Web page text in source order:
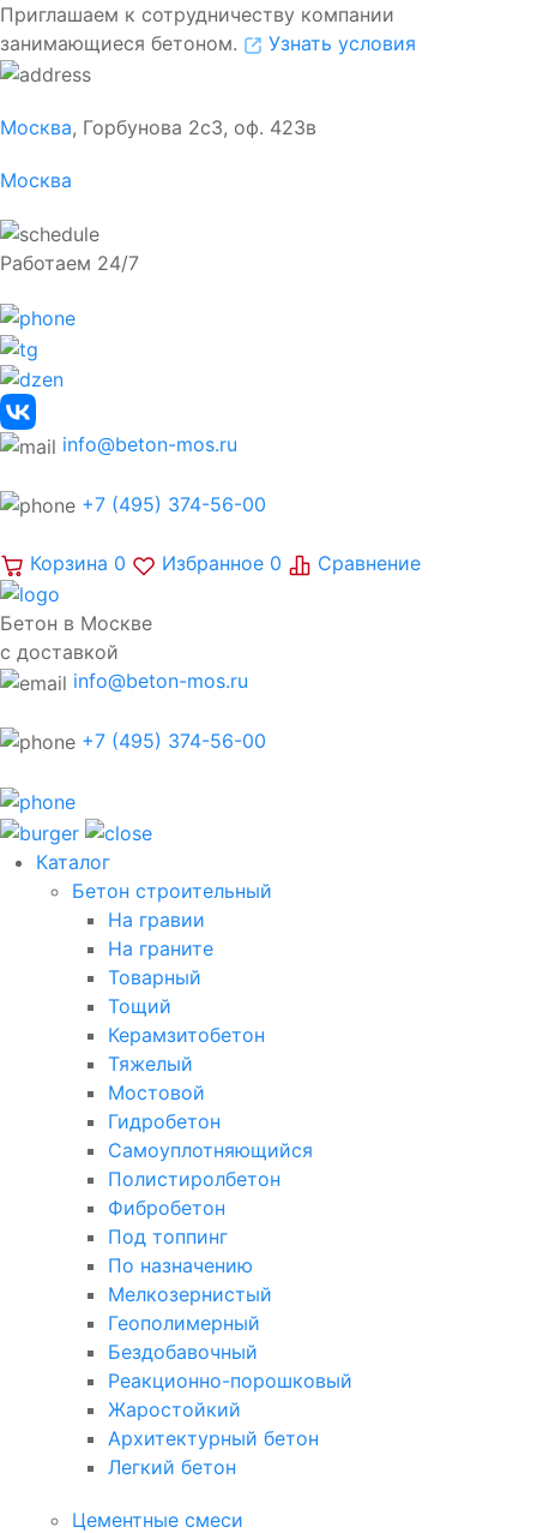
Приглашаем к сотрудничеству компании
занимающиеся бетоном.
Узнать условия
Москва, Горбунова 2с3, оф. 423в
Москва
Работаем 24/7
info@beton-mos.ru
+7 (495) 374-56-00
Корзина 0 Избранное 0 Сравнение
Бетон в Москве
с доставкой
info@beton-mos.ru
+7 (495) 374-56-00
Каталог
Бетон строительный
На гравии
На граните
Товарный
Тощий
Керамзитобетон
Тяжелый
Мостовой
Гидробетон
Самоуплотняющийся
Полистиролбетон
Фибробетон
Под топпинг
По назначению
Мелкозернистый
Геополимерный
Бездобавочный
Реакционно-порошковый
Жаростойкий
Архитектурный бетон
Легкий бетон
Цементные смеси